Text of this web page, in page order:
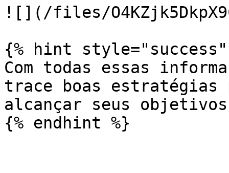
![](/files/
{% hint style="success"
Com todas essas
trace boas estratégias
alcançar seus